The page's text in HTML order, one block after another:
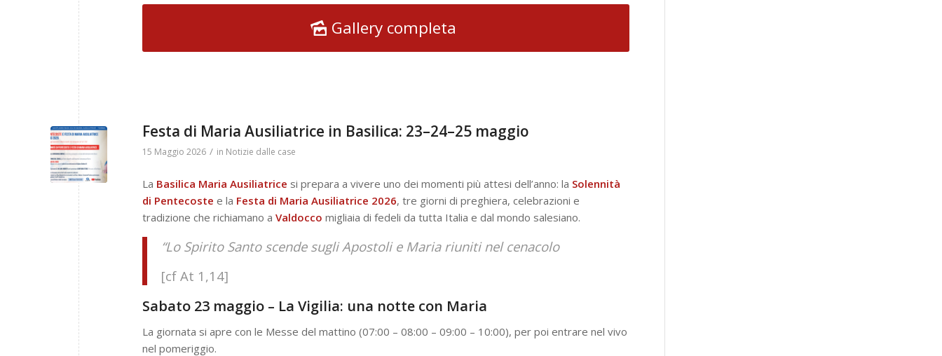
Gallery completa
Festa di Maria Ausiliatrice in Basilica: 23–24–25 maggio
15 Maggio 2026 / in Notizie dalle case
La Basilica Maria Ausiliatrice si prepara a vivere uno dei momenti più attesi dell’anno: la Solennità
di Pentecoste e la Festa di Maria Ausiliatrice 2026, tre giorni di preghiera, celebrazioni e
tradizione che richiamano a Valdocco migliaia di fedeli da tutta Italia e dal mondo salesiano.
“Lo Spirito Santo scende sugli Apostoli e Maria riuniti nel cenacolo
[cf At 1,14]
Sabato 23 maggio – La Vigilia: una notte con Maria
La giornata si apre con le Messe del mattino (07:00 – 08:00 – 09:00 – 10:00), per poi entrare nel vivo
nel pomeriggio.